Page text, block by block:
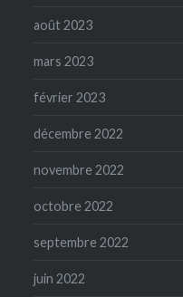
août 2023
mars 2023
février 2023
décembre 2022
novembre 2022
octobre 2022
septembre 2022
juin 2022